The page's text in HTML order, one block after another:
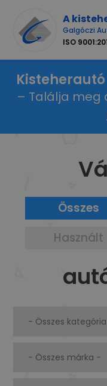
A
Galgóczi
ISO
– Találja meg
Összes
Használt